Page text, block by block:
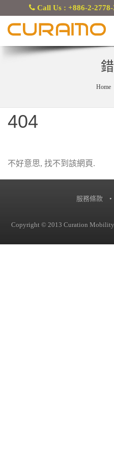
Call Us : +886-2-2778-
Home
404
不好意思, 找不到該網頁.
服務條款 •
Copyright © 2013 Curation